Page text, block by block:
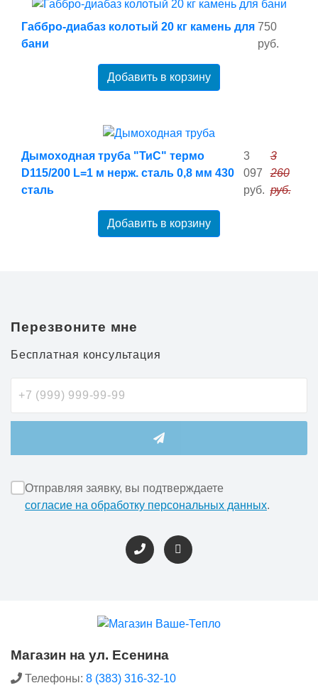
Габбро-диабаз колотый 20 кг камень для
бани
750
руб.
Добавить в корзину
Дымоходная труба "ТиС" термо
D115/200 L=1 м нерж. сталь 0,8 мм 430
сталь
3
097
руб.
3
260
руб.
Добавить в корзину
Перезвоните мне
Бесплатная консультация
Отправляя заявку, вы подтверждаете
согласие на обработку персональных данных.
Магазин на ул. Есенина
Телефоны: 8 (383) 316-32-10